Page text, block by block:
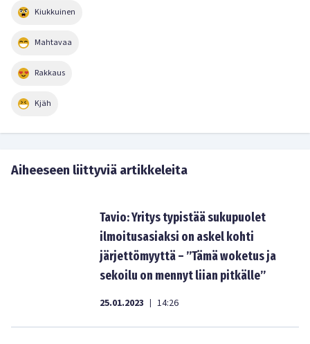
Kiukkuinen
Mahtavaa
Rakkaus
Kjäh
Aiheeseen liittyviä artikkeleita
Tavio: Yritys typistää sukupuolet
ilmoitusasiaksi on askel kohti
järjettömyyttä – ”Tämä woketus ja
sekoilu on mennyt liian pitkälle”
25.01.2023 | 14:26